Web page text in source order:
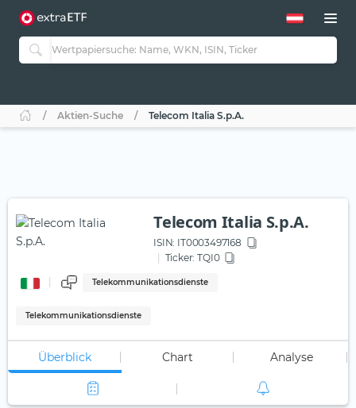
Aktien-Suche Telecom Italia S.p.A.
Telecom Italia S.p.A.
ISIN: IT0003497168
Ticker: TQI0
Telekommunikationsdienste
Telekommunikationsdienste
Überblick Chart Analyse